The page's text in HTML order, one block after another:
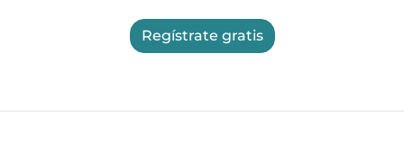
Regístrate gratis